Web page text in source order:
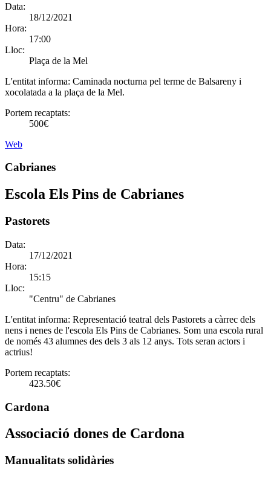
Data:
18/12/2021
Hora:
17:00
Lloc:
Plaça de la Mel
L'entitat informa: Caminada nocturna pel terme de Balsareny i
xocolatada a la plaça de la Mel.
Portem recaptats:
500€
Web
Cabrianes
Escola Els Pins de Cabrianes
Pastorets
Data:
17/12/2021
Hora:
15:15
Lloc:
"Centru" de Cabrianes
L'entitat informa: Representació teatral dels Pastorets a càrrec dels
nens i nenes de l'escola Els Pins de Cabrianes. Som una escola rural
de només 43 alumnes des dels 3 als 12 anys. Tots seran actors i
actrius!
Portem recaptats:
423.50€
Cardona
Associació dones de Cardona
Manualitats solidàries